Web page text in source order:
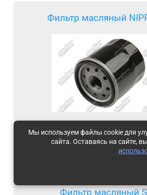
Мы используем файлы cookie для
сайта. Оставаясь на сайте,
Фильтр масляный
Под заказ (что
ЦЕНЫ И СРОКИ
Фильтр масляный